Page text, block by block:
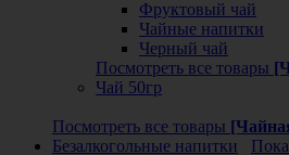
Фруктовый чай
Чайные напитки
Черный чай
Посмотреть все товары
Чай 50гр
Посмотреть все товары
Безалкогольные напитки